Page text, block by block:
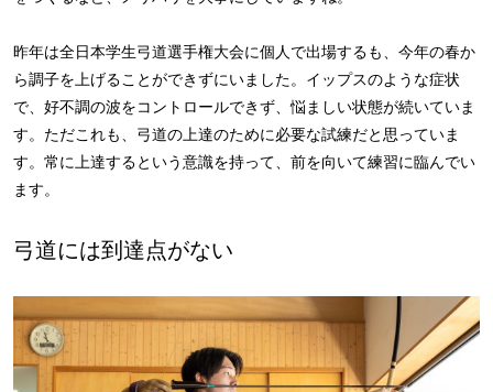
昨年は全日本学生弓道選手権大会に個人で出場するも、今年の春か
ら調子を上げることができずにいました。イップスのような症状
で、好不調の波をコントロールできず、悩ましい状態が続いていま
す。ただこれも、弓道の上達のために必要な試練だと思っていま
す。常に上達するという意識を持って、前を向いて練習に臨んでい
ます。
弓道には到達点がない